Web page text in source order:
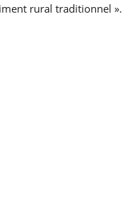
rural traditionnel ».